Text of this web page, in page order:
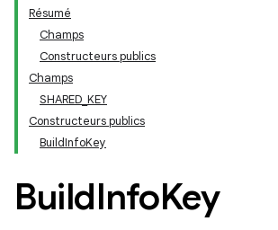
Résumé
Champs
Constructeurs publics
Champs
SHARED_KEY
Constructeurs publics
BuildInfoKey
BuildInfoKey